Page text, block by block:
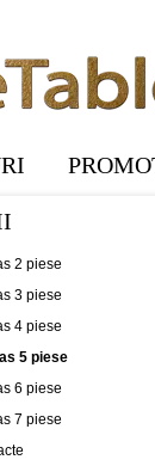
2 piese
3 piese
4 piese
5 piese
6 piese
7 piese